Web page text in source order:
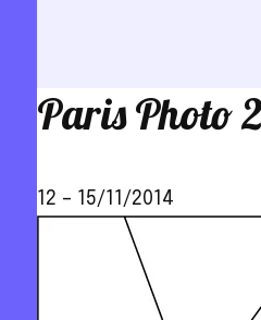
Paris Photo
12 – 15/11/2014